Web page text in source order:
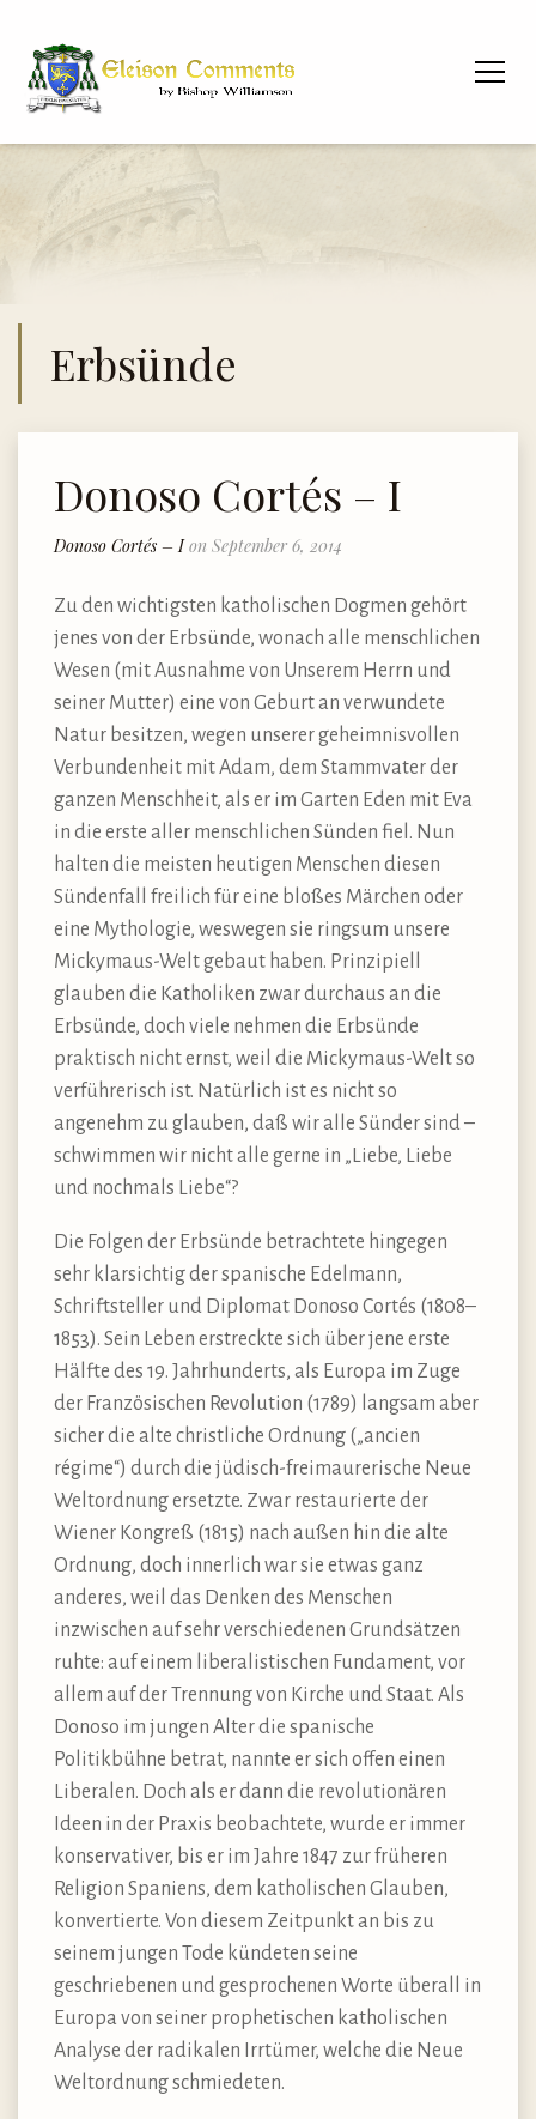
Erbsünde
Donoso Cortés – I
Donoso Cortés – Ion September 6, 2014
Zu den wichtigsten katholischen Dogmen gehört
jenes von der Erbsünde, wonach alle menschlichen
Wesen (mit Ausnahme von Unserem Herrn und
seiner Mutter) eine von Geburt an verwundete
Natur besitzen, wegen unserer geheimnisvollen
Verbundenheit mit Adam, dem Stammvater der
ganzen Menschheit, als er im Garten Eden mit Eva
in die erste aller menschlichen Sünden fiel. Nun
halten die meisten heutigen Menschen diesen
Sündenfall freilich für eine bloßes Märchen oder
eine Mythologie, weswegen sie ringsum unsere
Mickymaus-Welt gebaut haben. Prinzipiell
glauben die Katholiken zwar durchaus an die
Erbsünde, doch viele nehmen die Erbsünde
praktisch nicht ernst, weil die Mickymaus-Welt so
verführerisch ist. Natürlich ist es nicht so
angenehm zu glauben, daß wir alle Sünder sind –
schwimmen wir nicht alle gerne in „Liebe, Liebe
und nochmals Liebe“?
Die Folgen der Erbsünde betrachtete hingegen
sehr klarsichtig der spanische Edelmann,
Schriftsteller und Diplomat Donoso Cortés (1808–
1853). Sein Leben erstreckte sich über jene erste
Hälfte des 19. Jahrhunderts, als Europa im Zuge
der Französischen Revolution (1789) langsam aber
sicher die alte christliche Ordnung („ancien
régime“) durch die jüdisch-freimaurerische Neue
Weltordnung ersetzte. Zwar restaurierte der
Wiener Kongreß (1815) nach außen hin die alte
Ordnung, doch innerlich war sie etwas ganz
anderes, weil das Denken des Menschen
inzwischen auf sehr verschiedenen Grundsätzen
ruhte: auf einem liberalistischen Fundament, vor
allem auf der Trennung von Kirche und Staat. Als
Donoso im jungen Alter die spanische
Politikbühne betrat, nannte er sich offen einen
Liberalen. Doch als er dann die revolutionären
Ideen in der Praxis beobachtete, wurde er immer
konservativer, bis er im Jahre 1847 zur früheren
Religion Spaniens, dem katholischen Glauben,
konvertierte. Von diesem Zeitpunkt an bis zu
seinem jungen Tode kündeten seine
geschriebenen und gesprochenen Worte überall in
Europa von seiner prophetischen katholischen
Analyse der radikalen Irrtümer, welche die Neue
Weltordnung schmiedeten.